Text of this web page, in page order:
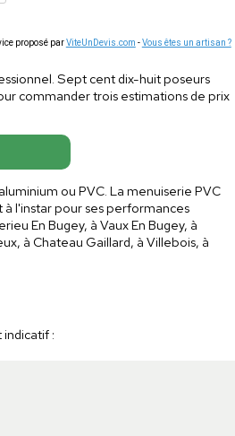
proposé parViteUnDevis.com -Vous êtes un artisan ?
Sept cent dix-huit poseurs
commander trois estimations de prix
ou PVC. La menuiserie PVC
l'instar pour ses performances
En Bugey, à Vaux En Bugey, à
à Chateau Gaillard, à Villebois, à
: